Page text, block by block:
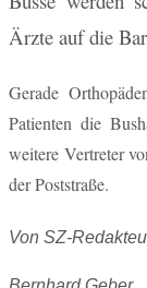
Ärzte auf die
Gerade
Patienten die
weitere Vertreter
der Poststraße.
Von SZ-